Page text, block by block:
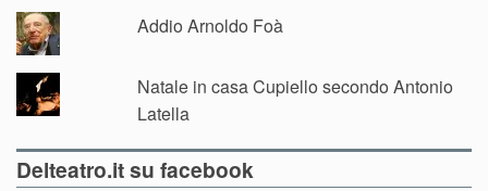
Addio Arnoldo Foà
Natale in casa Cupiello secondo Antonio
Latella
Delteatro.it su facebook